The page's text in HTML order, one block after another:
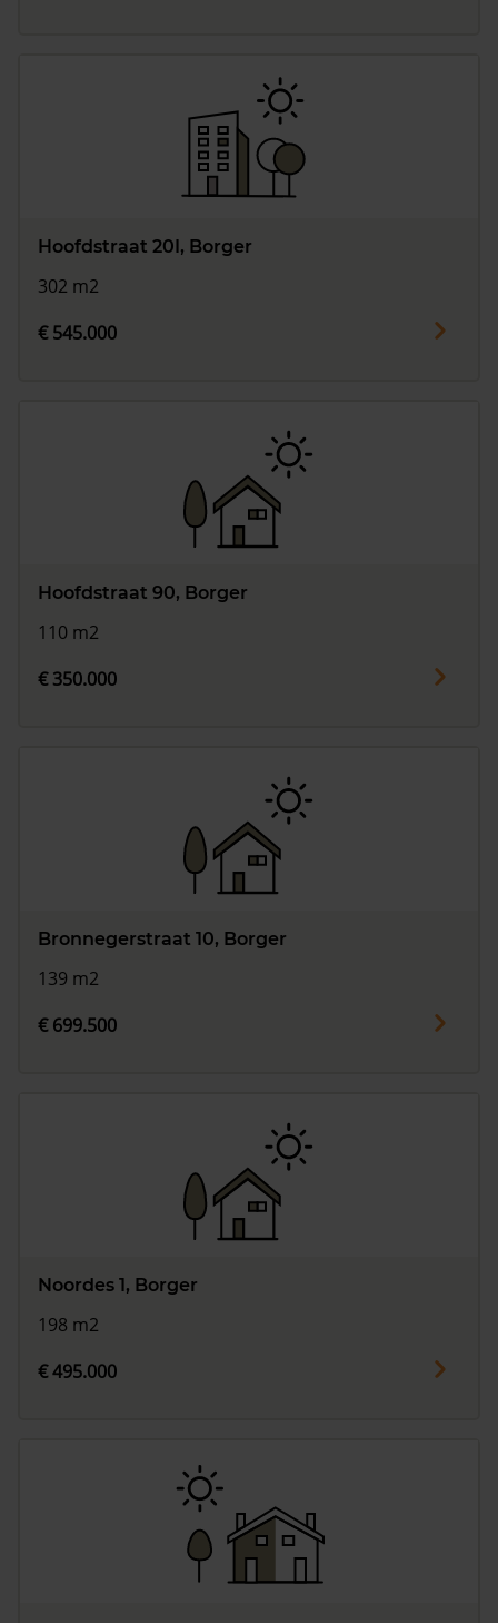
Hoofdstraat 20I, Borger
302 m2
€ 545.000
Hoofdstraat 90, Borger
110 m2
€ 350.000
Bronnegerstraat 10, Borger
139 m2
€ 699.500
Noordes 1, Borger
198 m2
€ 495.000